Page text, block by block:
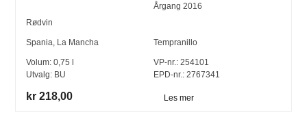
Årgang 2016
Rødvin
Spania La Mancha Tempranillo
Volum:0,75 l
Utvalg: BU
VP-nr.: 254101
EPD-nr.: 2767341
kr 218,00 Les mer